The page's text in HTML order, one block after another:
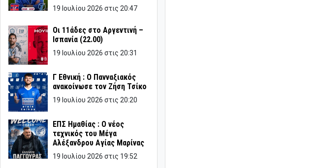
19 Ιουλίου 2026 στις 20:47
Οι 11άδες στο Αργεντινή –
Ισπανία (22.00)
19 Ιουλίου 2026 στις 20:31
Γ Εθνική : Ο Πανναξιακός
ανακοίνωσε τον Ζήση Τσίκο
19 Ιουλίου 2026 στις 20:20
ΕΠΣ Ημαθίας : Ο νέος
τεχνικός του Μέγα
Αλέξανδρου Αγίας Μαρίνας
19 Ιουλίου 2026 στις 19:52